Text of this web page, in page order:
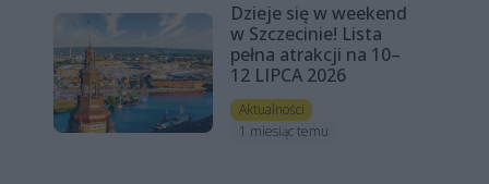
Dzieje się w weekend
w Szczecinie! Lista
pełna atrakcji na 10–
12 LIPCA 2026
Aktualności
1 miesiąc temu